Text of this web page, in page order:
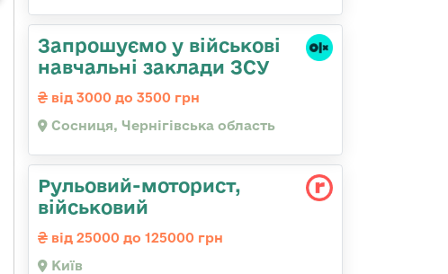
Запрошуємо у військові
навчальні заклади ЗСУ
від 3000 до 3500 грн
Сосниця, Чернігівська область
Рульовий-мотоpист,
військовий
від 25000 до 125000 грн
Київ